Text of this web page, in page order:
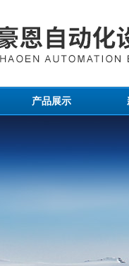
产品展示